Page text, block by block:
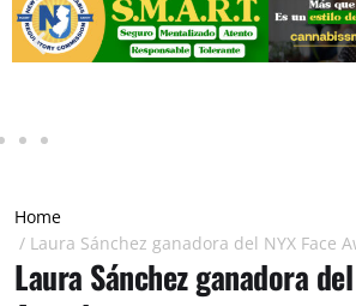
Home
/ Laura Sánchez ganadora del NYX Face
Laura Sánchez ganadora del